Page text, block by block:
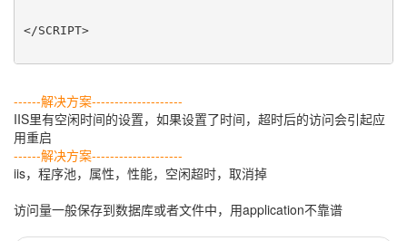
</SCRIPT>
------解决方案--------------------
IIS里有空闲时间的设置，如果设置了时间，超时后的访问会引起应
用重启
------解决方案--------------------
iis，程序池，属性，性能，空闲超时，取消掉
访问量一般保存到数据库或者文件中，用application不靠谱